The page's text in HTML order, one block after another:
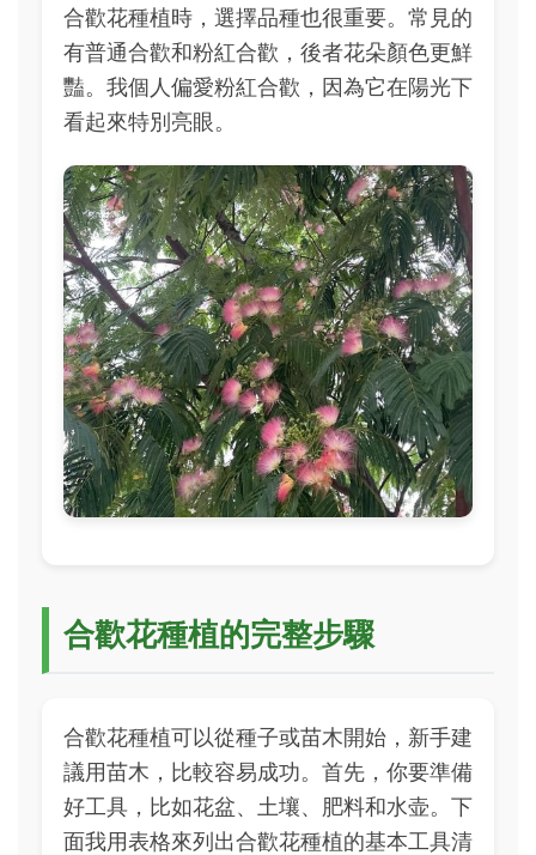
合歡花種植時，選擇品種也很重要。常見的
有普通合歡和粉紅合歡，後者花朵顏色更鮮
豔。我個人偏愛粉紅合歡，因為它在陽光下
看起來特別亮眼。
合歡花種植的完整步驟
合歡花種植可以從種子或苗木開始，新手建
議用苗木，比較容易成功。首先，你要準備
好工具，比如花盆、土壤、肥料和水壶。下
面我用表格來列出合歡花種植的基本工具清